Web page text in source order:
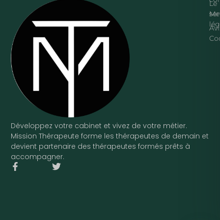
Développez votre cabinet et vivez de votre métier.
Mission Thérapeute forme les thérapeutes de demain et
devient partenaire des thérapeutes formés prêts à
accompagner.
F
T
Le